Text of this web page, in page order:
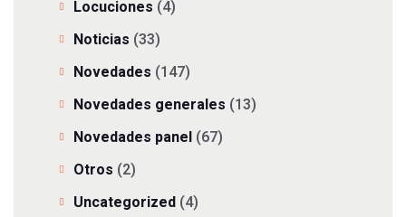
Locuciones (4)
Noticias (33)
Novedades (147)
Novedades generales (13)
Novedades panel (67)
Otros (2)
Uncategorized (4)